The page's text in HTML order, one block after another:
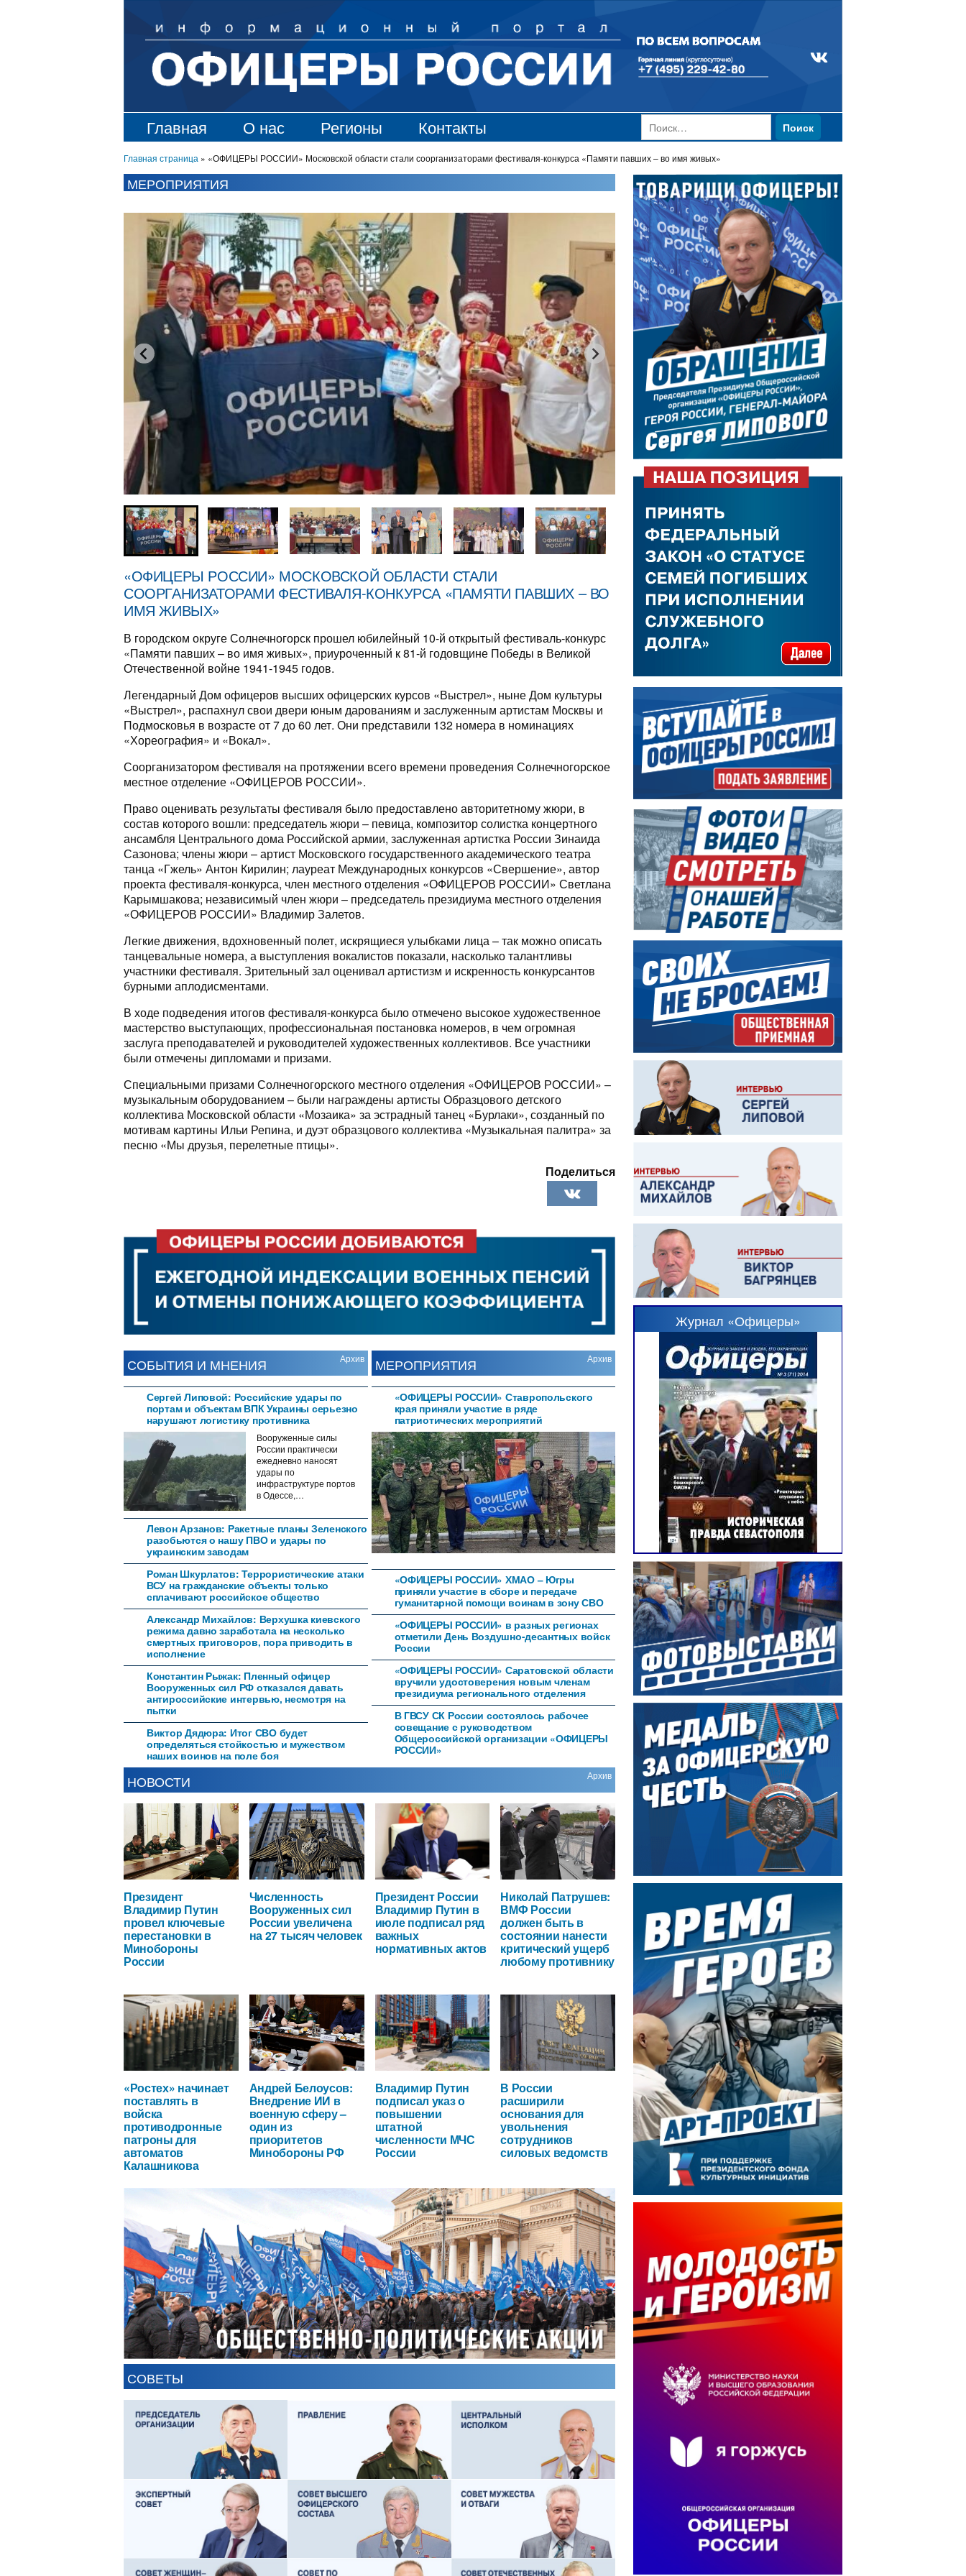
Главная О нас Регионы Контакты Найти:
Главная страница » «ОФИЦЕРЫ РОССИИ» Московской области стали соорганизаторами фестиваля-конкурса «Памяти павших – во имя живых»
МЕРОПРИЯТИЯ
«ОФИЦЕРЫ РОССИИ» МОСКОВСКОЙ ОБЛАСТИ СТАЛИ
СООРГАНИЗАТОРАМИ ФЕСТИВАЛЯ-КОНКУРСА «ПАМЯТИ ПАВШИХ – ВО
ИМЯ ЖИВЫХ»
В городском округе Солнечногорск прошел юбилейный 10-й открытый фестиваль-конкурс
«Памяти павших – во имя живых», приуроченный к 81-й годовщине Победы в Великой
Отечественной войне 1941-1945 годов.
Легендарный Дом офицеров высших офицерских курсов «Выстрел», ныне Дом культуры
«Выстрел», распахнул свои двери юным дарованиям и заслуженным артистам Москвы и
Подмосковья в возрасте от 7 до 60 лет. Они представили 132 номера в номинациях
«Хореография» и «Вокал».
Соорганизатором фестиваля на протяжении всего времени проведения Солнечногорское
местное отделение «ОФИЦЕРОВ РОССИИ».
Право оценивать результаты фестиваля было предоставлено авторитетному жюри, в
состав которого вошли: председатель жюри – певица, композитор солистка концертного
ансамбля Центрального дома Российской армии, заслуженная артистка России Зинаида
Сазонова; члены жюри – артист Московского государственного академического театра
танца «Гжель» Антон Кирилин; лауреат Международных конкурсов «Свершение», автор
проекта фестиваля-конкурса, член местного отделения «ОФИЦЕРОВ РОССИИ» Светлана
Карымшакова; независимый член жюри – председатель президиума местного отделения
«ОФИЦЕРОВ РОССИИ» Владимир Залетов.
Легкие движения, вдохновенный полет, искрящиеся улыбками лица – так можно описать
танцевальные номера, а выступления вокалистов показали, насколько талантливы
участники фестиваля. Зрительный зал оценивал артистизм и искренность конкурсантов
бурными аплодисментами.
В ходе подведения итогов фестиваля-конкурса было отмечено высокое художественное
мастерство выступающих, профессиональная постановка номеров, в чем огромная
заслуга преподавателей и руководителей художественных коллективов. Все участники
были отмечены дипломами и призами.
Специальными призами Солнечногорского местного отделения «ОФИЦЕРОВ РОССИИ» –
музыкальным оборудованием – были награждены артисты Образцового детского
коллектива Московской области «Мозаика» за эстрадный танец «Бурлаки», созданный по
мотивам картины Ильи Репина, и дуэт образцового коллектива «Музыкальная палитра» за
песню «Мы друзья, перелетные птицы».
Поделиться
СОБЫТИЯ И МНЕНИЯ Архив
Сергей Липовой: Российские удары по
портам и объектам ВПК Украины серьезно
нарушают логистику противника
Вооруженные силы
России практически
ежедневно наносят
удары по
инфраструктуре портов
в Одессе,…
Левон Арзанов: Ракетные планы Зеленского
разобьются о нашу ПВО и удары по
украинским заводам
Роман Шкурлатов: Террористические атаки
ВСУ на гражданские объекты только
сплачивают российское общество
Александр Михайлов: Верхушка киевского
режима давно заработала на несколько
смертных приговоров, пора приводить в
исполнение
Константин Рыжак: Пленный офицер
Вооруженных сил РФ отказался давать
антироссийские интервью, несмотря на
пытки
Виктор Дядюра: Итог СВО будет
определяться стойкостью и мужеством
наших воинов на поле боя
МЕРОПРИЯТИЯ Архив
«ОФИЦЕРЫ РОССИИ» Ставропольского
края приняли участие в ряде
патриотических мероприятий
«ОФИЦЕРЫ РОССИИ» ХМАО – Югры
приняли участие в сборе и передаче
гуманитарной помощи воинам в зону СВО
«ОФИЦЕРЫ РОССИИ» в разных регионах
отметили День Воздушно-десантных войск
России
«ОФИЦЕРЫ РОССИИ» Саратовской области
вручили удостоверения новым членам
президиума регионального отделения
В ГВСУ СК России состоялось рабочее
совещание с руководством
Общероссийской организации «ОФИЦЕРЫ
РОССИИ»
НОВОСТИ Архив
Президент
Владимир Путин
провел ключевые
перестановки в
Минобороны
России
Численность
Вооруженных сил
России увеличена
на 27 тысяч человек
Президент России
Владимир Путин в
июле подписал ряд
важных
нормативных актов
Николай Патрушев:
ВМФ России
должен быть в
состоянии нанести
критический ущерб
любому противнику
«Ростех» начинает
поставлять в
войска
противодронные
патроны для
автоматов
Калашникова
Андрей Белоусов:
Внедрение ИИ в
военную сферу –
один из
приоритетов
Минобороны РФ
Владимир Путин
подписал указ о
повышении
штатной
численности МЧС
России
В России
расширили
основания для
увольнения
сотрудников
силовых ведомств
СОВЕТЫ
ЕВГЕНИЙ ЧЕРДАКОВ ОЛЕГ ЛОГУНОВ СЕРГЕЙ ХЛЕБЦЕВИЧ
Журнал «Офицеры»